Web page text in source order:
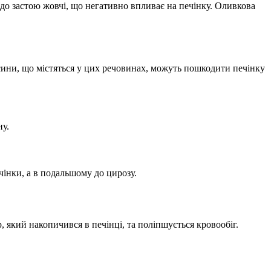
застою жовчі, що негативно впливає на печінку. Оливкова
що містяться у цих речовинах, можуть пошкодити печінку
а в подальшому до цирозу.
накопичився в печінці, та поліпшується кровообіг.